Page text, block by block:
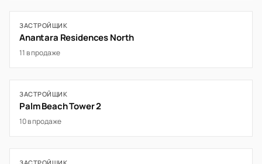
ЗАСТРОЙЩИК
Anantara Residences North
11 в продаже
ЗАСТРОЙЩИК
Palm Beach Tower 2
10 в продаже